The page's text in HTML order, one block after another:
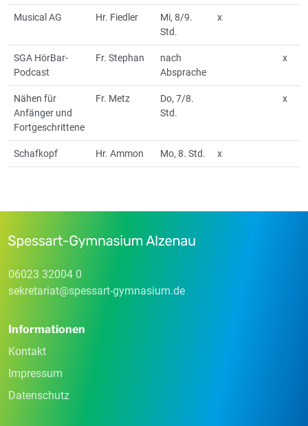
Musical AG Hr. Fiedler
Mi, 8/9.
Std.
x
SGA HörBar-
Podcast
Fr. Stephan
nach
Absprache
x
Nähen für
Anfänger und
Fortgeschrittene
Fr. Metz
Do, 7/8.
Std.
x
Schafkopf Hr. Ammon Mo, 8. Std. x
06023 32004 0
sekretariat@spessart-gymnasium.de
Informationen
Kontakt
Impressum
Datenschutz